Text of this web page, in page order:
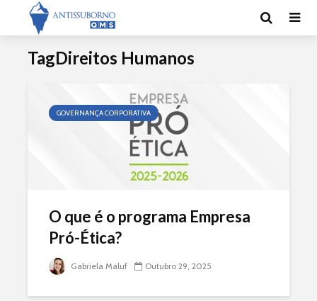
TagDireitos Humanos
GOVERNANÇA CORPORATIVA
O que é o programa Empresa
Pró-Ética?
Gabriela Maluf Outubro 29, 2025